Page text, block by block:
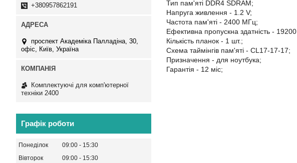
Тип пам'яті DDR4 SDRAM;
Напруга живлення - 1.2 V;
Частота пам'яті - 2400 МГц;
Ефективна пропускна здатність -
Кількість планок - 1 шт.;
Схема таймінгів пам'яті - CL17-17-17;
Призначення - для ноутбука;
Гарантія - 12 міс;
+380957862191
проспект Академіка Палладіна, 30,
офіс, Київ, Україна
Комплектуючі для комп'ютерної
техніки 2400
Графік роботи
Понеділок 09:00
15:30
Вівторок
09:00 15:30